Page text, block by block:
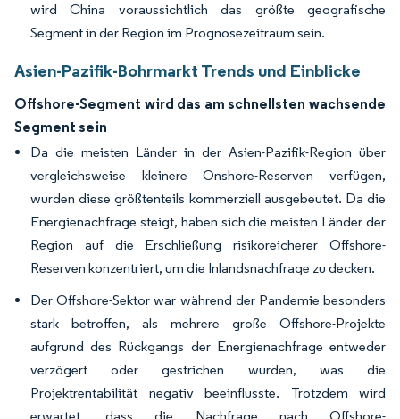
wird China voraussichtlich das größte geografische
Segment in der Region im Prognosezeitraum sein.
Asien-Pazifik-Bohrmarkt Trends und Einblicke
Offshore-Segment wird das am schnellsten wachsende
Segment sein
Da die meisten Länder in der Asien-Pazifik-Region über
vergleichsweise kleinere Onshore-Reserven verfügen,
wurden diese größtenteils kommerziell ausgebeutet. Da die
Energienachfrage steigt, haben sich die meisten Länder der
Region auf die Erschließung risikoreicherer Offshore-
Reserven konzentriert, um die Inlandsnachfrage zu decken.
Der Offshore-Sektor war während der Pandemie besonders
stark betroffen, als mehrere große Offshore-Projekte
aufgrund des Rückgangs der Energienachfrage entweder
verzögert oder gestrichen wurden, was die
Projektrentabilität negativ beeinflusste. Trotzdem wird